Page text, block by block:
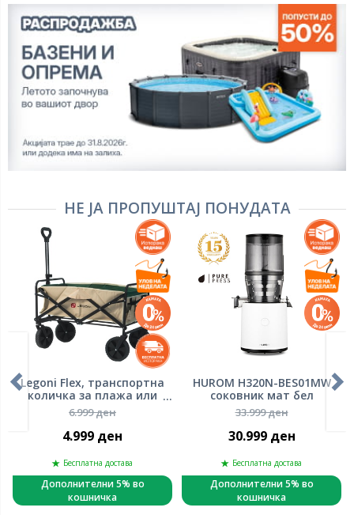
НЕ ЈА ПРОПУШТАЈ ПОНУДАТА
Legoni Flex, транспортна
количка за плажа или
кампирање , склоплива
6.999 ден
4.999 ден
Бесплатна достава
Дополнителни 5% во
кошничка
HUROM H320N-BES01MW
соковник мат бел
33.999 ден
30.999 ден
Бесплатна достава
Дополнителни 5% во
кошничка